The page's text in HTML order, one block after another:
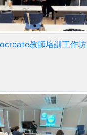
教師培訓工作坊